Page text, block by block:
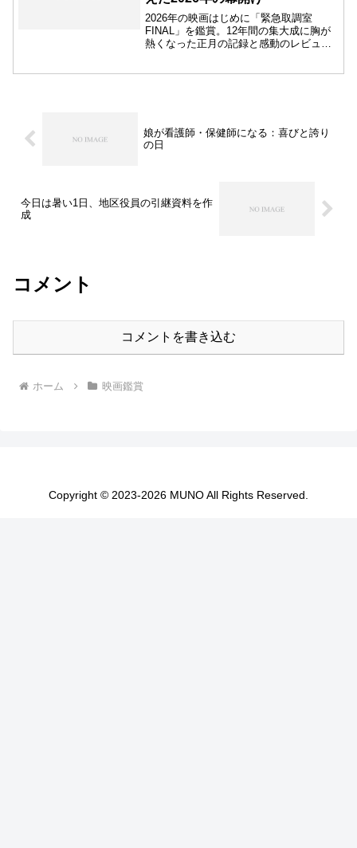
2026年の映画はじめに「緊急取調室
FINAL」を鑑賞。12年間の集大成に胸が
熱くなった正月の記録と感動のレビュー
娘が看護師・保健師になる：喜びと誇り
の日
今日は暑い1日、地区役員の引継資料を作
成
コメント
コメントを書き込む
ホーム 映画鑑賞
Copyright © 2023-2026 MUNO All Rights Reserved.